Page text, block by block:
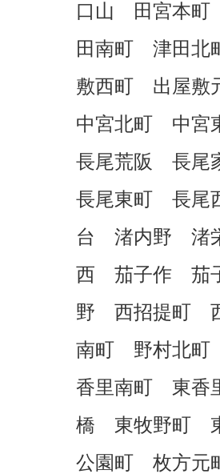
口山 田宮本
田南町 津田
敷西町 出屋
中宮北町 中宮
長尾荒阪 長
長尾東町 長
台 渚内野 渚
西 茄子作 茄
野 西招提町
南町 野村北
香里南町 東
橋 東牧野町
公園町 枚方